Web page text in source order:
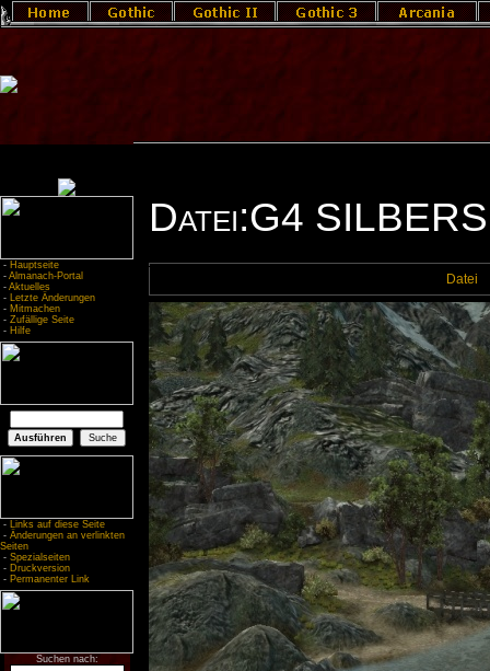
- Hauptseite
- Almanach-Portal
- Aktuelles
- Letzte Änderungen
- Mitmachen
- Zufällige Seite
- Hilfe
- Links auf diese Seite
- Änderungen an verlinkten
Seiten
- Spezialseiten
- Druckversion
- Permanenter Link
Suchen nach:
Datei:G4
Datei